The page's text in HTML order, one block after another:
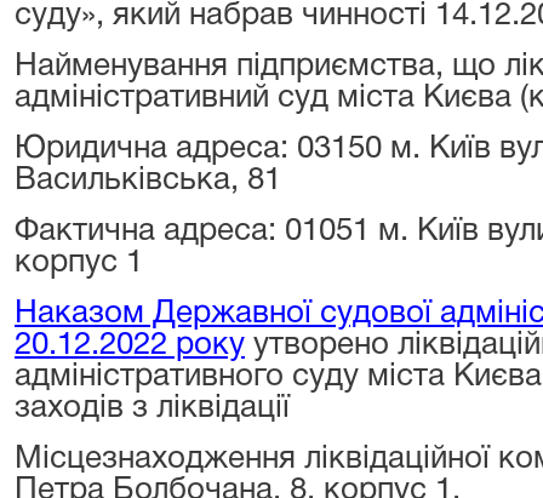
суду», який набрав чинності
Найменування підприємства, що
адміністративний суд міста
Юридична адреса: 03150 м. Київ
Васильківська, 81
Фактична адреса: 01051 м. Київ
корпус 1
Наказом Державної судової
20.12.2022 року утворено
адміністративного суду міста
заходів з ліквідації
Місцезнаходження ліквідаційної
Петра Болбочана, 8, корпус 1.